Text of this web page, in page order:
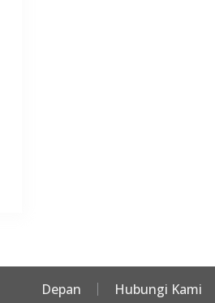
Depan Hubungi Kami